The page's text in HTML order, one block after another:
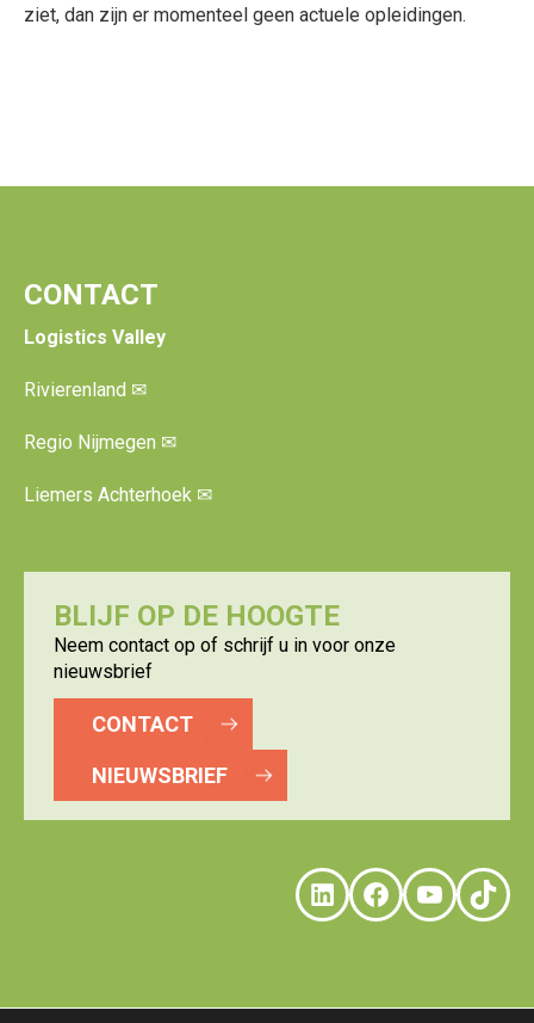
ziet, dan zijn er momenteel geen actuele opleidingen.
CONTACT
Logistics Valley
Rivierenland ✉
Regio Nijmegen ✉
Liemers Achterhoek ✉
BLIJF OP DE HOOGTE
Neem contact op of schrijf u in voor onze
nieuwsbrief
CONTACT
NIEUWSBRIEF
LinkedIn
Facebook